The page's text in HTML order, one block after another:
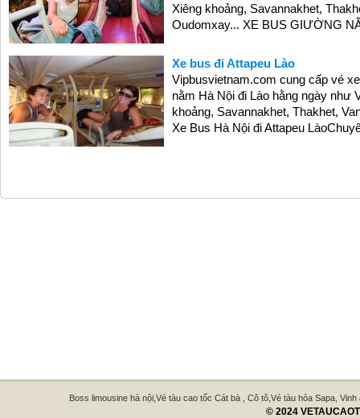
Xiêng khoảng, Savannakhet,
Oudomxay... XE BUS GIƯỜNG
Xe bus đi Attapeu Lào
Vipbusvietnam.com cung cấp vé
nằm Hà Nội đi Lào hằng ngày như
khoảng, Savannakhet, Thakhet,
Xe Bus Hà Nội đi Attapeu
Boss limousine hà nội,Vé tàu cao tốc Cát bà , Cô tô,Vé tàu hỏa Sapa, Vinh
© 2024